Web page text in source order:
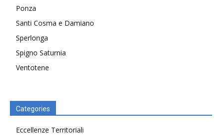
Ponza
Santi Cosma e Damiano
Sperlonga
Spigno Saturnia
Ventotene
Categories
Eccellenze Territoriali